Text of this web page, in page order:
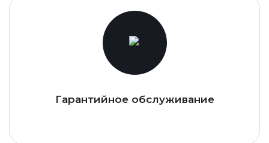
Гарантийное обслуживание